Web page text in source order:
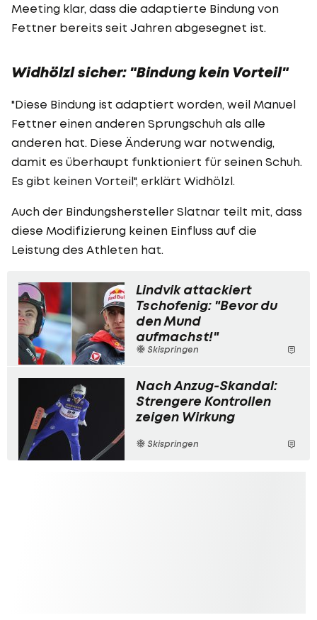
Meeting klar, dass die adaptierte Bindung von
Fettner bereits seit Jahren abgesegnet ist.
Widhölzl sicher: "Bindung kein Vorteil"
"Diese Bindung ist adaptiert worden, weil Manuel
Fettner einen anderen Sprungschuh als alle
anderen hat. Diese Änderung war notwendig,
damit es überhaupt funktioniert für seinen Schuh.
Es gibt keinen Vorteil", erklärt Widhölzl.
Auch der Bindungshersteller Slatnar teilt mit, dass
diese Modifizierung keinen Einfluss auf die
Leistung des Athleten hat.
Lindvik attackiert
Tschofenig: "Bevor du
den Mund
aufmachst!"
Skispringen
Nach Anzug-Skandal:
Strengere Kontrollen
zeigen Wirkung
Skispringen